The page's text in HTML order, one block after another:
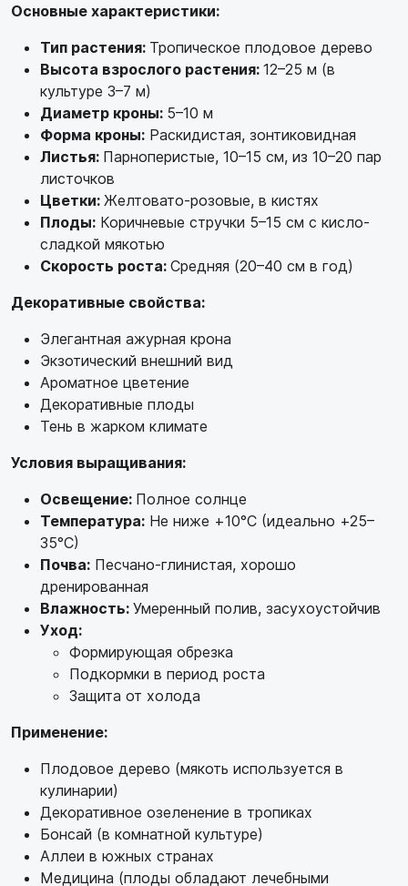
Основные характеристики:
Тип растения: Тропическое плодовое дерево
Высота взрослого растения: 12–25 м (в
культуре 3–7 м)
Диаметр кроны: 5–10 м
Форма кроны: Раскидистая, зонтиковидная
Листья: Парноперистые, 10–15 см, из 10–20 пар
листочков
Цветки: Желтовато-розовые, в кистях
Плоды: Коричневые стручки 5–15 см с кисло-
сладкой мякотью
Скорость роста: Средняя (20–40 см в год)
Декоративные свойства:
Элегантная ажурная крона
Экзотический внешний вид
Ароматное цветение
Декоративные плоды
Тень в жарком климате
Условия выращивания:
Освещение: Полное солнце
Температура: Не ниже +10°C (идеально +25–
35°C)
Почва: Песчано-глинистая, хорошо
дренированная
Влажность: Умеренный полив, засухоустойчив
Уход:
Формирующая обрезка
Подкормки в период роста
Защита от холода
Применение:
Плодовое дерево (мякоть используется в
кулинарии)
Декоративное озеленение в тропиках
Бонсай (в комнатной культуре)
Аллеи в южных странах
Медицина (плоды обладают лечебными